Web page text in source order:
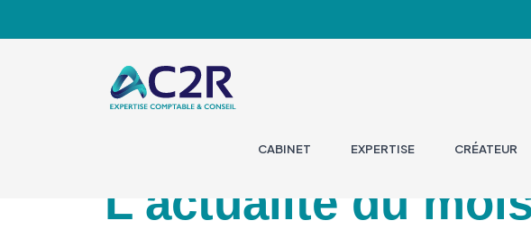
CABINET EXPERTISE CRÉATEUR
L'actualité du